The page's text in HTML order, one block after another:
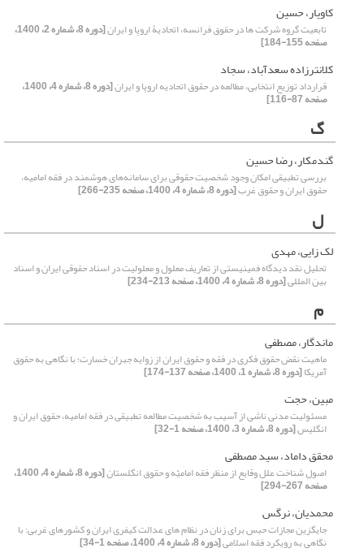
کاویار، حسین
تابعیت گروه شرکت ها در حقوق فرانسه، اتحادیۀ اروپا و ایران [دوره 8، شماره 2، 1400،
صفحه 155-184]
کلانترزاده سعدآباد، سجاد
قرارداد توزیع انتخابی، مطالعه در حقوق اتحادیه اروپا و ایران [دوره 8، شماره 4، 1400،
صفحه 87-116]
گ
گندمکار، رضا حسین
بررسی تطبیقی امکان وجود شخصیت حقوقی برای سامانه‌های هوشمند در فقه امامیه،
حقوق ایران و حقوق غرب[دوره 8، شماره 4، 1400، صفحه 235-266]
ل
لک زایی، مهدی
تحلیل نقد دیدگاه فمینیستی از تعاریف معلول و معلولیت در اسناد حقوقی ایران و اسناد
بین المللی[دوره 8، شماره 4، 1400، صفحه 213-234]
م
ماندگار، مصطفی
ماهیت نقض حقوق فکری در فقه و حقوق ایران از زوایه‌ جبران خسارت؛ با نگاهی به حقوق
آمریکا[دوره 8، شماره 1، 1400، صفحه 137-174]
مبین، حجت
مسئولیت مدنی ناشی از آسیب به شخصیت مطالعه تطبیقی در فقه امامیه، حقوق ایران و
انگلیس[دوره 8، شماره 3، 1400، صفحه 1-32]
محقق داماد، سید مصطفی
اصول شناخت علل وقایع از منظر فقه امامیّه و حقوق انگلستان [دوره 8، شماره 4، 1400،
صفحه 267-294]
محمدیان، نرگس
جایگزین مجازات حبس برای زنان در نظام های عدالت کیفری ایران و کشورهای غربی: با
نگاهی به رویکرد فقه اسلامی[دوره 8، شماره 4، 1400، صفحه 1-34]